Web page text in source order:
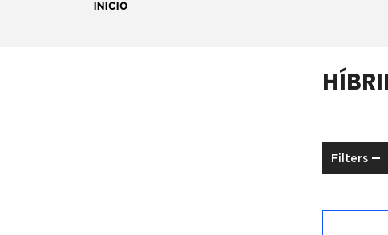
INICIO /
Filters